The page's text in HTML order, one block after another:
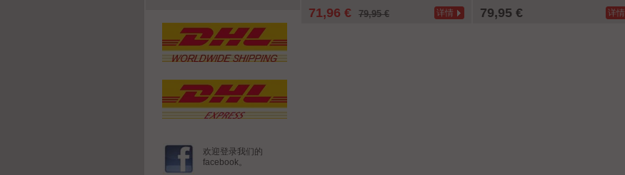
欢迎登录我们的
facebook。
71,96 € 79,95 € 详情 79,95 € 详情